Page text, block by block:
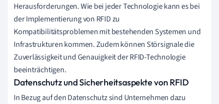
Herausforderungen. Wie bei jeder Technologie kann es bei
der Implementierung von RFID zu
Kompatibilitätsproblemen mit bestehenden Systemen und
Infrastrukturen kommen. Zudem können Störsignale die
Zuverlässigkeit und Genauigkeit der RFID-Technologie
beeinträchtigen.
Datenschutz und Sicherheitsaspekte von RFID
In Bezug auf den Datenschutz sind Unternehmen dazu